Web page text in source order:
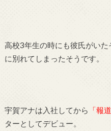
高校3年生の時にも彼氏がい
に別れてしまったそうです。
宇賀アナは入社してから 「報
ターとしてデビュー。